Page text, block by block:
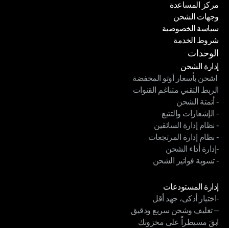
أخبار أوتو
مركز المساعدة
مركز المساعدة
وجهات الشحن
وجهات الشحن
سياسة الخصوصية
سياسة الخصوصية
شروط الخدمة
شروط الخدمة
الوحدات
إدارة الشحن
إدارة الشحن
اشحن بأسعار أوتو المخفضة
اشحن بأسعار أوتو المخفضة
الربط التقني متناغم القنوات
الربط التقني متناغم القنوات
- أتمتة الشحن
- أتمتة الشحن
- الإشعارات والتتبع
- الإشعارات والتتبع
- نظام إدارة السائقين
- نظام إدارة السائقين
- نظام إدارة المرتجعات
- نظام إدارة المرتجعات
-إدارة أداء الشحن
-إدارة أداء الشحن
- تسوية فواتير الشحن
إدارة المستودعات
إدارة المستودعات
-اختيار أذكى، جهد أقل
-اختيار أذكى، جهد أقل
– تغليف وشحن سريع ودقيق
– تغليف وشحن سريع ودقيق
ابقَ مسيطراً على مخزونك